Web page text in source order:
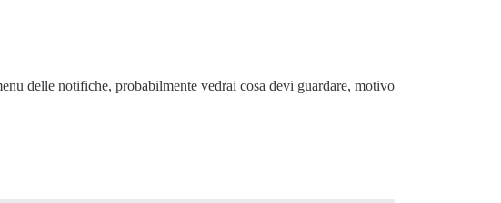
delle notifiche, probabilmente vedrai cosa devi guardare, motivo